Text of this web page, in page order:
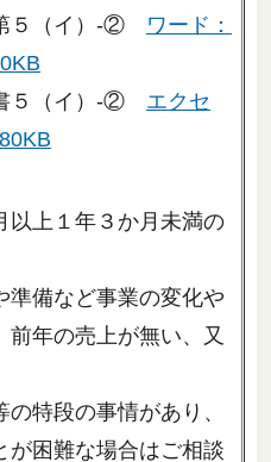
５（イ）-② ワード：
５（イ）-② エクセ
上１年３か月未満の
備など事業の変化や
前年の売上が無い、又
段の事情があり、
が困難な場合はご相談